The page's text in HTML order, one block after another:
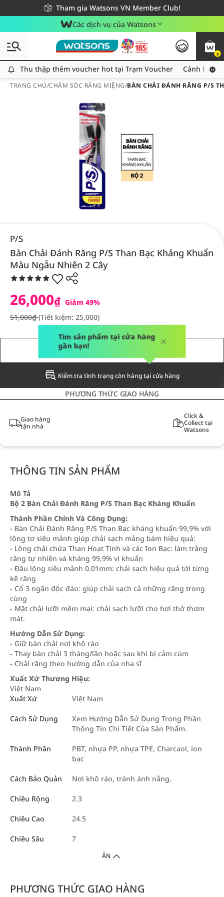
Tham gia Watsons VN Member Club!
Miễn phí giao hàng cho đơn hàng từ 249,000Đ
Giao hàng nhanh 24h - Áp dụng khu vực TP. Hồ Chí Minh
Các dịch vụ của Watsons
0
Thu thập thêm voucher hot tại Trạm Voucher
Thu thập thêm voucher hot tại Trạm Voucher Cảnh báo
TRANG CHỦ/CHĂM SÓC RĂNG MIỆNG/BÀN CHẢI ĐÁNH RĂNG P/S
P/S
Bàn Chải Đánh Răng P/S Than Bạc Kháng Khuẩn
Màu Ngẫu Nhiên 2 Cây
26,000₫ Giảm 49%
51,000₫(Tiết kiệm: 25,000)
THÔNG BÁO CHO TÔI
Kiểm tra tình trạng còn hàng tại cửa hàng
Tìm sản phẩm tại cửa hàng
gần bạn!
PHƯƠNG THỨC GIAO HÀNG
Giao hàng
tận nhà
Click &
Collect tại
Watsons
THÔNG TIN SẢN PHẨM
Mô Tả
Bộ 2 Bàn Chải Đánh Răng P/S Than Bạc Kháng Khuẩn
Thành Phần Chính Và Công Dụng:
- Bàn Chải Đánh Răng P/S Than Bạc kháng khuẩn 99,9% với
lông tơ siêu mảnh giúp chải sạch mảng bám hiệu quả:
- Lông chải chứa Than Hoạt Tính và các Ion Bạc: làm trắng
răng tự nhiên và kháng 99,9% vi khuẩn
- Đầu lông siêu mảnh 0.01mm: chải sạch hiệu quả tới từng
kẽ răng
- Cổ 3 ngấn độc đáo: giúp chải sạch cả những răng trong
cùng
- Mặt chải lưỡi mềm mại: chải sạch lưỡi cho hơi thở thơm
mát.
Hướng Dẫn Sử Dụng:
- Giữ bàn chải nơi khô ráo
- Thay bàn chải 3 tháng/lần hoặc sau khi bị cảm cúm
- Chải răng theo hướng dẫn của nha sĩ
Xuất Xứ Thương Hiệu:
Việt Nam
Xuất Xứ
Việt Nam
Cách Sử Dụng
Xem Hướng Dẫn Sử Dụng Trong Phần
Thông Tin Chi Tiết Của Sản Phẩm.
Thành Phần
PBT, nhựa PP, nhựa TPE, Charcaol, ion
bạc
Cách Bảo Quản Nơi khô ráo, tránh ánh nắng.
Chiều Rộng 2.3
Chiều Cao 24.5
Chiều Sâu 7
ẨN
PHƯƠNG THỨC GIAO HÀNG